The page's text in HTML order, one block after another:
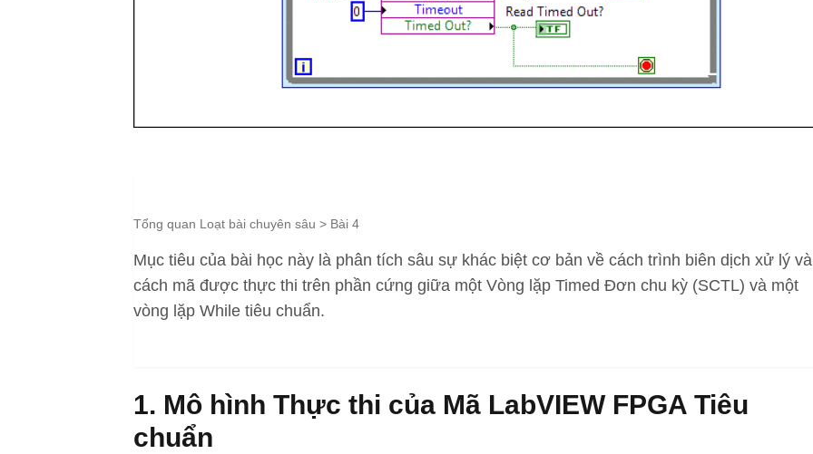
Tổng quan Loạt bài chuyên sâu > Bài 4
Mục tiêu của bài học này là phân tích sâu sự khác biệt cơ bản về cách trình biên dịch xử lý và
cách mã được thực thi trên phần cứng giữa một Vòng lặp Timed Đơn chu kỳ (SCTL) và một
vòng lặp While tiêu chuẩn.
1. Mô hình Thực thi của Mã LabVIEW FPGA Tiêu
chuẩn